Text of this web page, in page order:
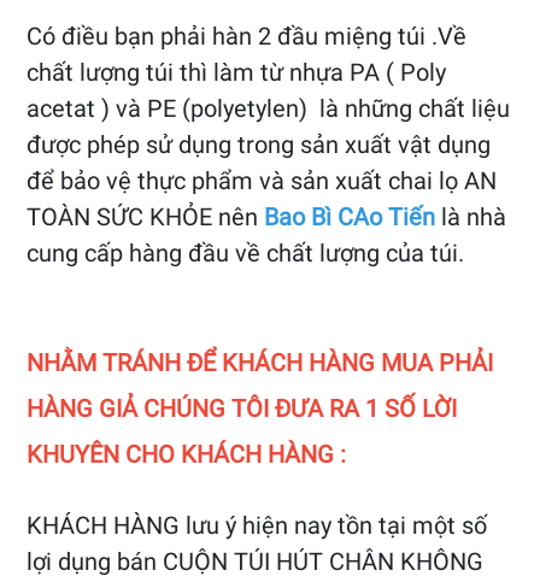
Có điều bạn phải hàn 2 đầu miệng túi .Về
chất lượng túi thì làm từ nhựa PA ( Poly
acetat ) và PE (polyetylen) là những chất liệu
được phép sử dụng trong sản xuất vật dụng
để bảo vệ thực phẩm và sản xuất chai lọ AN
TOÀN SỨC KHỎE nên Bao Bì CAo Tiến là nhà
cung cấp hàng đầu về chất lượng của túi.
NHẰM TRÁNH ĐỂ KHÁCH HÀNG MUA PHẢI
HÀNG GIẢ CHÚNG TÔI ĐƯA RA 1 SỐ LỜI
KHUYÊN CHO KHÁCH HÀNG :
KHÁCH HÀNG lưu ý hiện nay tồn tại một số
lợi dụng bán CUỘN TÚI HÚT CHÂN KHÔNG